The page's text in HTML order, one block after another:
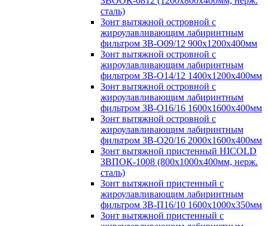
сталь)
Зонт вытяжной островной с
жироулавливающим лабиринтным
фильтром ЗВ-О09/12 900х1200х400мм
Зонт вытяжной островной с
жироулавливающим лабиринтным
фильтром ЗВ-О14/12 1400х1200х400мм
Зонт вытяжной островной с
жироулавливающим лабиринтным
фильтром ЗВ-О16/16 1600х1600х400мм
Зонт вытяжной островной с
жироулавливающим лабиринтным
фильтром ЗВ-О20/16 2000х1600х400мм
Зонт вытяжной пристенный HICOLD
ЗВПОК-1008 (800х1000х400мм, нерж.
сталь)
Зонт вытяжной пристенный с
жироулавливающим лабиринтным
фильтром ЗВ-П16/10 1600х1000х350мм
Зонт вытяжной пристенный с